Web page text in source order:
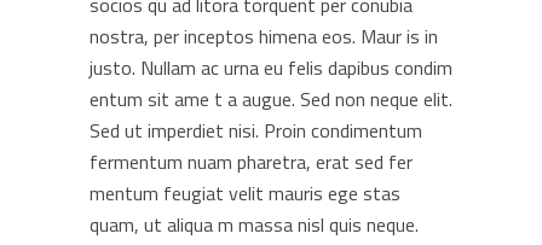
nostra, per inceptos himena eos. Maur is in
justo. Nullam ac urna eu felis dapibus condim
entum sit ame t a augue. Sed non neque elit.
Sed ut imperdiet nisi. Proin condimentum
fermentum nuam pharetra, erat sed fer
mentum feugiat velit mauris ege stas
quam, ut aliqua m massa nisl quis neque.